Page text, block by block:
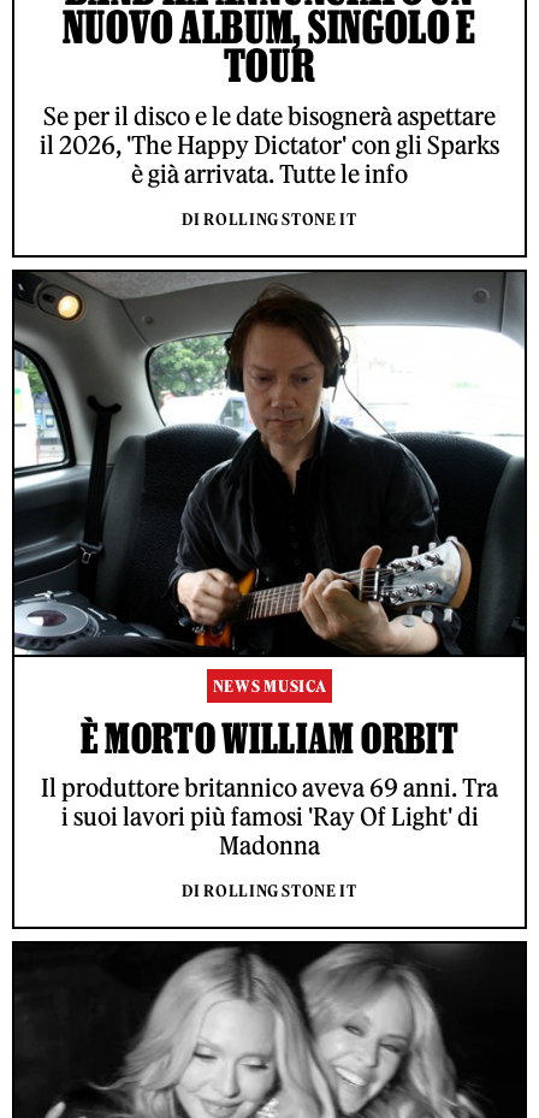
NUOVO ALBUM, SINGOLO E
TOUR
Se per il disco e le date bisognerà aspettare
il 2026, 'The Happy Dictator' con gli Sparks
è già arrivata. Tutte le info
DI ROLLING STONE IT
NEWS MUSICA
È MORTO WILLIAM ORBIT
Il produttore britannico aveva 69 anni. Tra
i suoi lavori più famosi 'Ray Of Light' di
Madonna
DI ROLLING STONE IT